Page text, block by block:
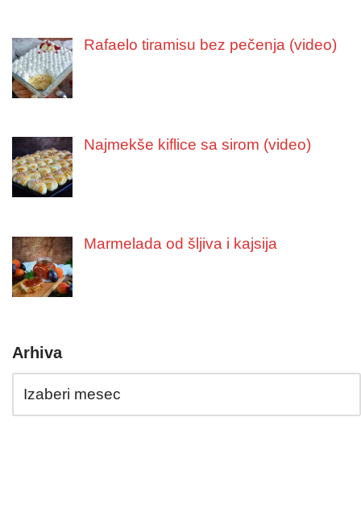
Rafaelo tiramisu bez pečenja (video)
Najmekše kiflice sa sirom (video)
Marmelada od šljiva i kajsija
Arhiva